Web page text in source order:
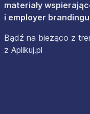
materiały
i employer
Bądź na bieżąco z
z Aplikuj.pl